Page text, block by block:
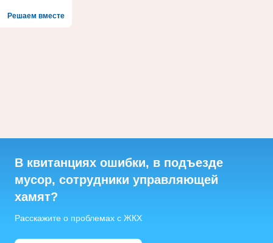
Решаем вместе
В квитанциях ошибки, в подъезде
мусор, сотрудники управляющей
хамят?
Расскажите о проблемах с ЖКХ